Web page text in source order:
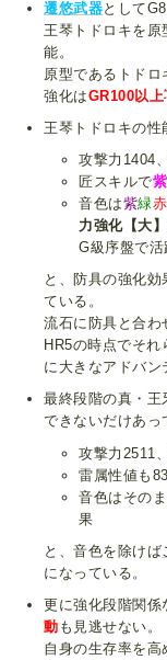
遷悠武器として
王琴トドロキを原
能。
原型であるトド
強化はGR100以上
王琴トドロキの性
攻撃力1404
匠スキルで
音色は紫緑赤
力強化【大】
G級序盤で
と、防具の強化効
ている。
流石に防具と合わ
HR5の時点でそ
に大きなアドバン
最終段階の真・王
できないだけあっ
攻撃力2511
雷属性値も
音色はその
果
と、音色を除けば
になっている。
更に強化段階関係
動 も見逃せない。
自身の生存率を